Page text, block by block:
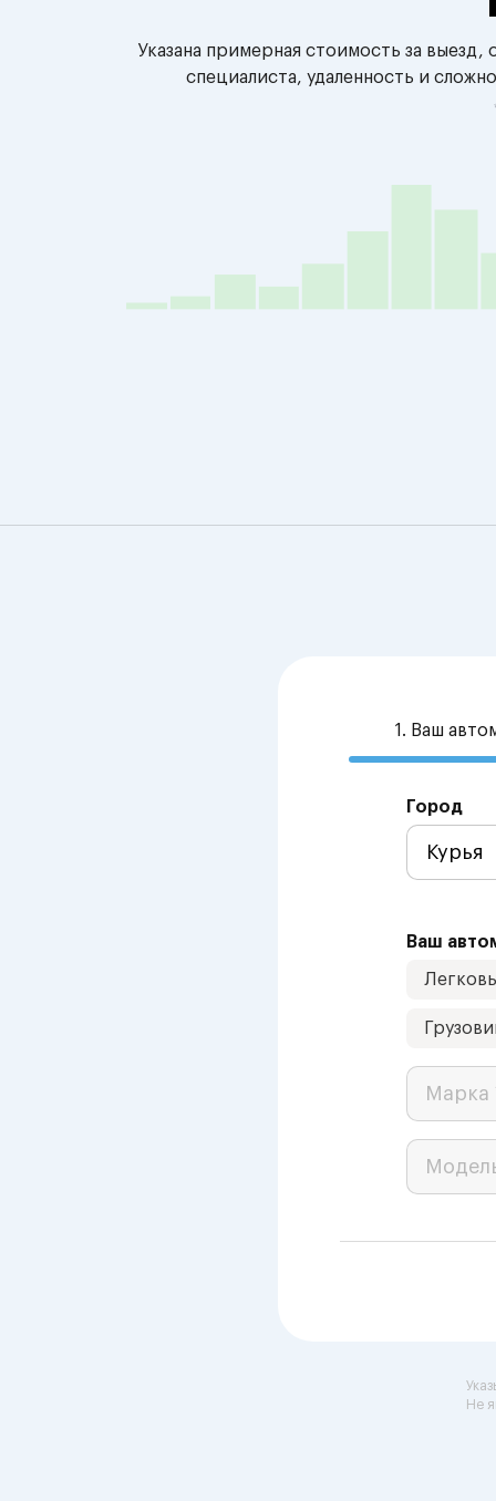
Указана примерная стоимость за
специалиста, удаленность и
1. Ваш
Город
Ваш
Марка
Не